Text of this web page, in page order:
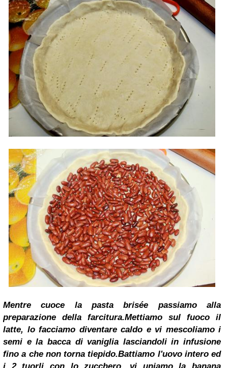
Mentre cuoce la pasta brisée passiamo alla
preparazione della farcitura.Mettiamo sul fuoco il
latte, lo facciamo diventare caldo e vi mescoliamo i
semi e la bacca di vaniglia lasciandoli in infusione
fino a che non torna tiepido.Battiamo l'uovo intero ed